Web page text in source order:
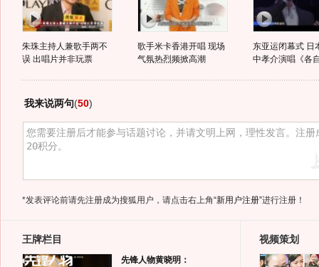
朱珠主持人兼歌手两不
误 出唱片并非玩票
歌手米卡香港开唱 现场
气氛热烈频掀高潮
东亚运闭幕式 日
中孝介演唱《各
我来说两句(50)
*发表评论前请先注册成为搜狐用户，请点击右上角“新用户注册”进行注册！
王牌栏目
先锋人物黄晓明：
视频策划